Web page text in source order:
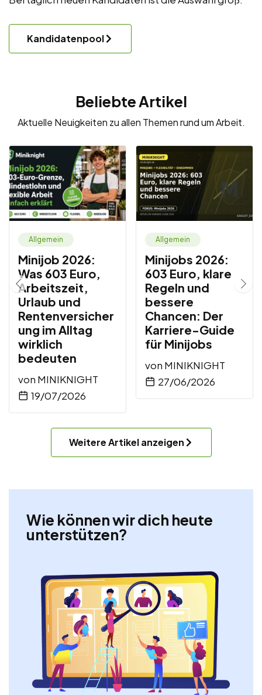
Kandidatenpool
Beliebte Artikel
Aktuelle Neuigkeiten zu allen Themen rund um Arbeit.
Allgemein
Minijob 2026:
Was 603 Euro,
Arbeitszeit,
Urlaub und
Rentenversicher
ung im Alltag
wirklich
bedeuten
von MINIKNIGHT
19/07/2026
Allgemein
Minijobs 2026:
603 Euro, klare
Regeln und
bessere
Chancen: Der
Karriere-Guide
für Minijobs
von MINIKNIGHT
27/06/2026
Weitere Artikel anzeigen
Wie können wir dich heute
unterstützen?